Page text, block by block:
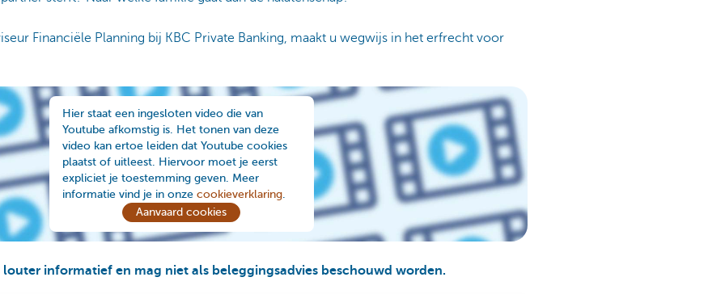
Financiële Planning bij KBC Private Banking, maakt u wegwijs in het erfrecht voor
Hier staat een ingesloten video die van
Youtube afkomstig is. Het tonen van deze
video kan ertoe leiden dat Youtube cookies
plaatst of uitleest. Hiervoor moet je eerst
expliciet je toestemming geven. Meer
informatie vind je in onze cookieverklaring.
Aanvaard cookies
louter informatief en mag niet als beleggingsadvies beschouwd worden.